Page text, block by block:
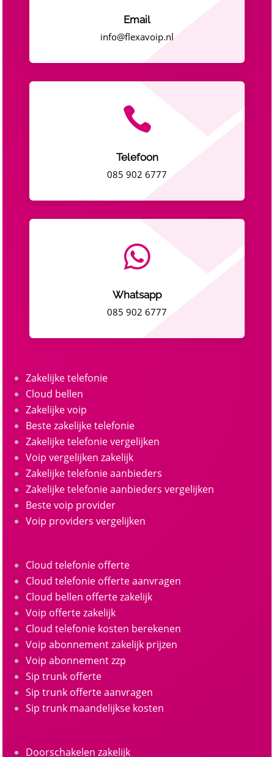
Email
info@flexavoip.nl

Telefoon
085 902 6777

Whatsapp
085 902 6777
Zakelijke telefonie
Cloud bellen
Zakelijke voip
Beste zakelijke telefonie
Zakelijke telefonie vergelijken
Voip vergelijken zakelijk
Zakelijke telefonie aanbieders
Zakelijke telefonie aanbieders vergelijken
Beste voip provider
Voip providers vergelijken
Cloud telefonie offerte
Cloud telefonie offerte aanvragen
Cloud bellen offerte zakelijk
Voip offerte zakelijk
Cloud telefonie kosten berekenen
Voip abonnement zakelijk prijzen
Voip abonnement zzp
Sip trunk offerte
Sip trunk offerte aanvragen
Sip trunk maandelijkse kosten
Doorschakelen zakelijk